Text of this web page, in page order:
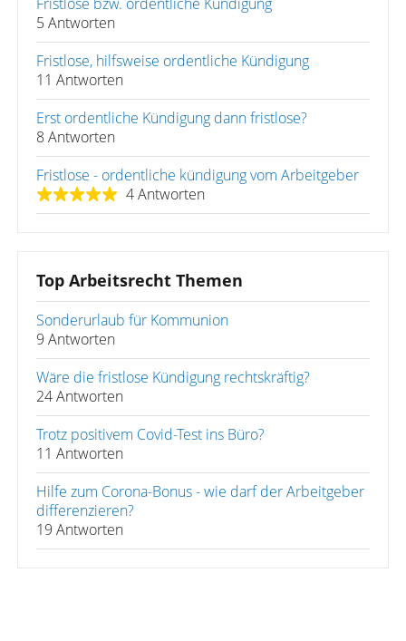
5 Antworten
Fristlose, hilfsweise ordentliche Kündigung
11 Antworten
Erst ordentliche Kündigung dann fristlose?
8 Antworten
Fristlose - ordentliche kündigung vom Arbeitgeber
4 Antworten
Top Arbeitsrecht Themen
Sonderurlaub für Kommunion
9 Antworten
Wäre die fristlose Kündigung rechtskräftig?
24 Antworten
Trotz positivem Covid-Test ins Büro?
11 Antworten
Hilfe zum Corona-Bonus - wie darf der Arbeitgeber
differenzieren?
19 Antworten